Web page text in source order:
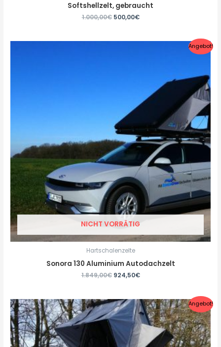
Softshellzelt, gebraucht
1.000,00€ 500,00€
Angebot!
NICHT VORRÄTIG
Hartschalenzelte
Sonora 130 Aluminium Autodachzelt
1.849,00€ 924,50€
Angebot!